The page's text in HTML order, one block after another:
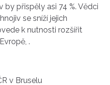
by přispěly asi 74 %. Vědci
se sníží jejich
k nutnosti rozšířit
.
v Bruselu